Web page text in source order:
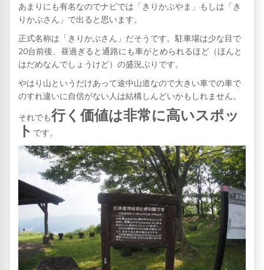
あまりにも有名なのでナビでは「きりかぶやま」もしは「き
りかぶさん」で出ると思います。
正式名称は「きりかぶさん」だそうです。駐車場は少な目で
20台前後、昼過ぎると通路にも車がとめられるほど（ほんと
はだめなんでしょうけど）の盛況ぶりです。
やはり山というだけあって途中山道なので大きい車での車で
のすれ違いに自信がない人は結構しんどいかもしれません。
それでも行く価値は非常に高いスポッ
ト です。